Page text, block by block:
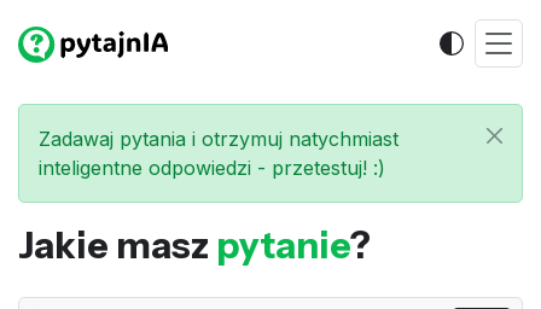
Zadawaj pytania i otrzymuj natychmiast
inteligentne odpowiedzi - przetestuj! :)
Jakie masz pytanie?